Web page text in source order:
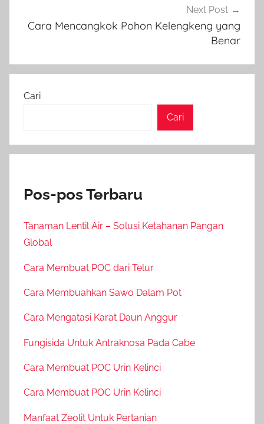
Next Post
Cara Mencangkok Pohon Kelengkeng yang
Benar
Cari
Cari
Pos-pos Terbaru
Tanaman Lentil Air – Solusi Ketahanan Pangan
Global
Cara Membuat POC dari Telur
Cara Membuahkan Sawo Dalam Pot
Cara Mengatasi Karat Daun Anggur
Fungisida Untuk Antraknosa Pada Cabe
Cara Membuat POC Urin Kelinci
Cara Membuat POC Urin Kelinci
Manfaat Zeolit Untuk Pertanian